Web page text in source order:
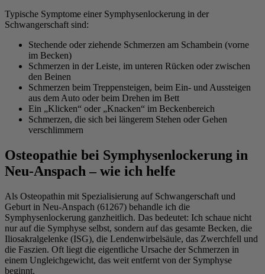
Typische Symptome einer Symphysenlockerung in der
Schwangerschaft sind:
Stechende oder ziehende Schmerzen am Schambein (vorne
im Becken)
Schmerzen in der Leiste, im unteren Rücken oder zwischen
den Beinen
Schmerzen beim Treppensteigen, beim Ein- und Aussteigen
aus dem Auto oder beim Drehen im Bett
Ein „Klicken“ oder „Knacken“ im Beckenbereich
Schmerzen, die sich bei längerem Stehen oder Gehen
verschlimmern
Osteopathie bei Symphysenlockerung in
Neu-Anspach – wie ich helfe
Als Osteopathin mit Spezialisierung auf Schwangerschaft und
Geburt in Neu-Anspach (61267) behandle ich die
Symphysenlockerung ganzheitlich. Das bedeutet: Ich schaue nicht
nur auf die Symphyse selbst, sondern auf das gesamte Becken, die
Iliosakralgelenke (ISG), die Lendenwirbelsäule, das Zwerchfell und
die Faszien. Oft liegt die eigentliche Ursache der Schmerzen in
einem Ungleichgewicht, das weit entfernt von der Symphyse
beginnt.